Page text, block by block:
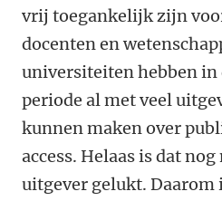
vrij toegankelijk zijn
docenten en
universiteiten hebben in
periode al met veel
kunnen maken over
access. Helaas is dat
uitgever gelukt. Daarom